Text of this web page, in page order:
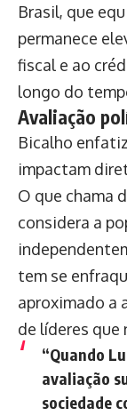
Brasil, que
permanece
fiscal e ao
longo do
Avaliação
Bicalho
impactam
O que chama
considera a
tem se
aproximado a
de líderes que
“Quando
avaliação
sociedade